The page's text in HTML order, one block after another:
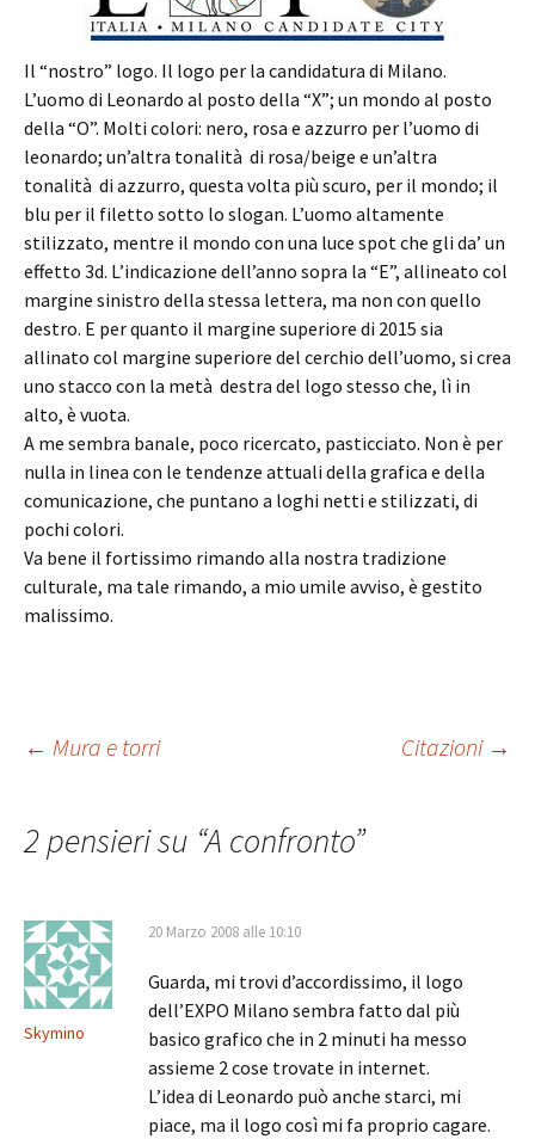
Il “nostro” logo. Il logo per la candidatura di Milano.
L’uomo di Leonardo al posto della “X”; un mondo al posto
della “O”. Molti colori: nero, rosa e azzurro per l’uomo di
leonardo; un’altra tonalità di rosa/beige e un’altra
tonalità di azzurro, questa volta più scuro, per il mondo; il
blu per il filetto sotto lo slogan. L’uomo altamente
stilizzato, mentre il mondo con una luce spot che gli da’ un
effetto 3d. L’indicazione dell’anno sopra la “E”, allineato col
margine sinistro della stessa lettera, ma non con quello
destro. E per quanto il margine superiore di 2015 sia
allinato col margine superiore del cerchio dell’uomo, si crea
uno stacco con la metà destra del logo stesso che, lì in
alto, è vuota.
A me sembra banale, poco ricercato, pasticciato. Non è per
nulla in linea con le tendenze attuali della grafica e della
comunicazione, che puntano a loghi netti e stilizzati, di
pochi colori.
Va bene il fortissimo rimando alla nostra tradizione
culturale, ma tale rimando, a mio umile avviso, è gestito
malissimo.
Navigazione
articolo
← Mura e torri Citazioni →
2 pensieri su “A confronto”
Skymino
20 Marzo 2008 alle 10:10
Guarda, mi trovi d’accordissimo, il logo
dell’EXPO Milano sembra fatto dal più
basico grafico che in 2 minuti ha messo
assieme 2 cose trovate in internet.
L’idea di Leonardo può anche starci, mi
piace, ma il logo così mi fa proprio cagare.